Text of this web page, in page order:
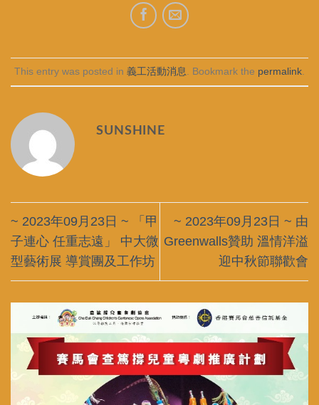
This entry was posted in 義工活動消息. Bookmark the permalink.
SUNSHINE
~ 2023年09月23日 ~ 「甲
子連心 任重志遠」 中大微
型藝術展 導賞團及工作坊
~ 2023年09月23日 ~ 由
Greenwalls贊助 溫情洋溢
迎中秋節聯歡會